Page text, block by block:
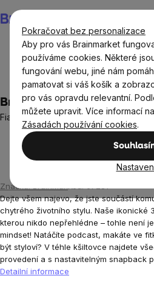
Pokračovat bez personalizace
Aby pro vás Brainmarket
používáme cookies. Některé
fungování webu, jiné nám
pamatovat si váš košík a
pro vás opravdu relevantní.
můžete upravit. Více informací
Zásadách používání cookies.
na
obsah
Oblečení a doplňky Unisex
Brain baseball kšiltovka,
Fialová baseballová kšiltovka pro
Průměrné
hodnocení
produktu
0,0
z
5
hvězdiček.
Neohodnoceno
Značka:
Dejte všem najevo, že jste součástí
chytrého životního stylu. Naše ikonické
kterou nikdo nepřehlédne – tohle není
mindset! Natáčíte podcast, makáte ve
být styloví? V téhle kšiltovce najdete
provedení a s nastavitelným snapback
Detailní informace